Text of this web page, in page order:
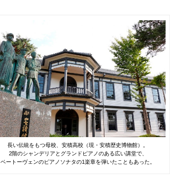
長い伝統をもつ母校、安積高校（現・安積歴史博物館）。
2階のシャンデリアとグランドピアノのある広い講堂で、
ベートーヴェンのピアノソナタの1楽章を弾いたこともあった。